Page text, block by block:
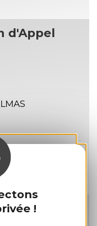
!
d'Appel
FOSTIKOFF